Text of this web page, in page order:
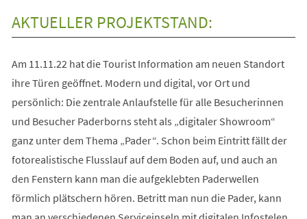
AKTUELLER PROJEKTSTAND:
Am 11.11.22 hat die Tourist Information am neuen Standort
ihre Türen geöffnet. Modern und digital, vor Ort und
persönlich: Die zentrale Anlaufstelle für alle Besucherinnen
und Besucher Paderborns steht als „digitaler Showroom“
ganz unter dem Thema „Pader“. Schon beim Eintritt fällt der
fotorealistische Flusslauf auf dem Boden auf, und auch an
den Fenstern kann man die aufgeklebten Paderwellen
förmlich plätschern hören. Betritt man nun die Pader, kann